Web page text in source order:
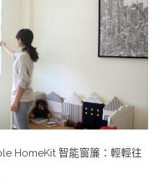
HomeKit 智能窗簾：輕輕往